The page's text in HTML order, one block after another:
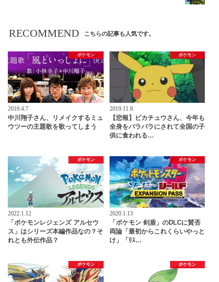
RECOMMEND こちらの記事も人気です。
ポケモン
2019.4.7
中川翔子さん、リメイクするミュ
ウツーの主題歌を歌ってしまう
ポケモン
2019.11.8
【悲報】ピカチュウさん、今年も
全身をバラバラにされて全国の子
供に食われる…
ポケモン
2022.1.12
「ポケモンレジェンズ アルセウ
ス」はシリーズ本編作品なの？そ
れとも外伝作品？
ポケモン
2020.1.13
「ポケモン 剣盾」のDLCに賛否
両論「最初からこれくらいやっと
け」「ﾘｽ…
ポケモン ポケモン